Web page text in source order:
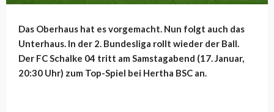
Das Oberhaus hat es vorgemacht. Nun folgt auch das
Unterhaus. In der 2. Bundesliga rollt wieder der Ball.
Der FC Schalke 04 tritt am Samstagabend (17. Januar,
20:30 Uhr) zum Top-Spiel bei Hertha BSC an.